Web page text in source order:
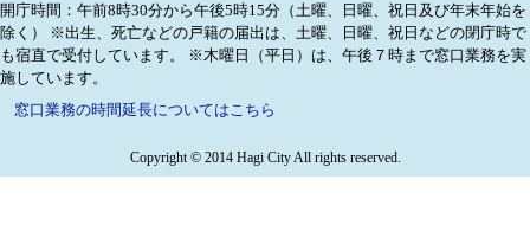
開庁時間：午前8時30分から午後5時15分（土曜、日曜、祝日及び年末年始を
除く）
※出生、死亡などの戸籍の届出は、土曜、日曜、祝日などの閉庁時で
も宿直で受付しています。
※木曜日（平日）は、午後７時まで窓口業務を実
施しています。
窓口業務の時間延長についてはこちら
Copyright © 2014 Hagi City All rights reserved.